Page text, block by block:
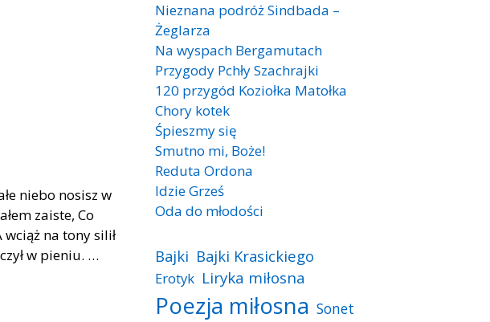
niebo nosisz w
zaiste, Co
na tony silił
w pieniu. …
Nieznana podróż Sindbada –
Żeglarza
Na wyspach Bergamutach
Przygody Pchły Szachrajki
120 przygód Koziołka Matołka
Chory kotek
Śpieszmy się
Smutno mi, Boże!
Reduta Ordona
Idzie Grześ
Oda do młodości
Bajki Bajki Krasickiego
Erotyk Liryka miłosna
Poezja miłosna Sonet